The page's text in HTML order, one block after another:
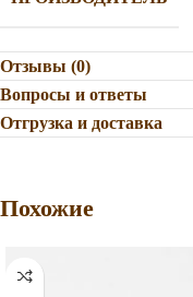
Отзывы (0)
Вопросы и ответы
Отгрузка и доставка
Похожие